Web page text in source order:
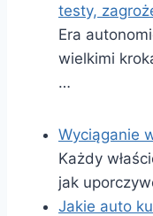
testy,
Era
wielkimi
…
Wyciąganie
Każdy
jak
Jakie auto